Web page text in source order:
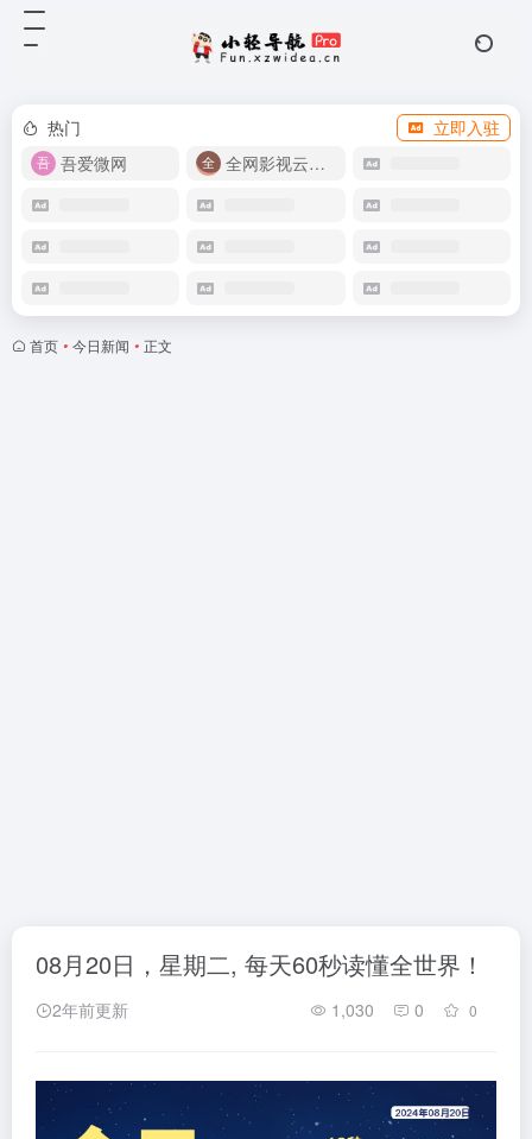
热门
立即入驻
吾爱微网
全网影视云盘资源
首页 • 今日新闻 • 正文
08月20日，星期二, 每天60秒读懂全世界！
2年前更新 1,030 0 0